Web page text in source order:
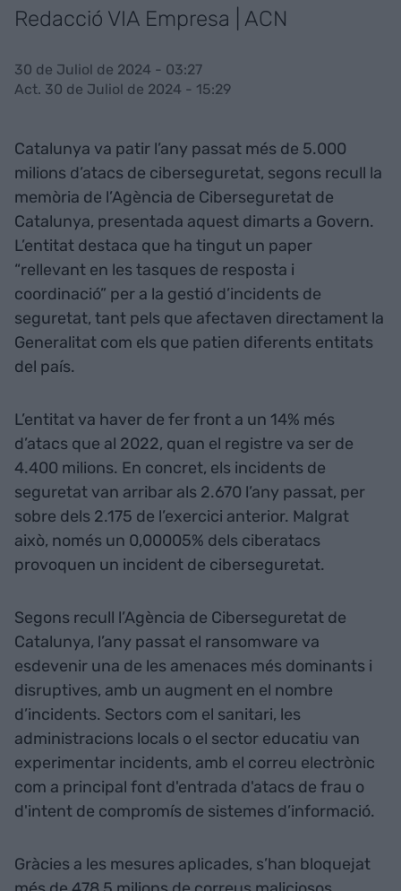
Redacció VIA Empresa | ACN
30 de Juliol de 2024 - 03:27
Act. 30 de Juliol de 2024 - 15:29
Catalunya va patir l’any passat més de 5.000
milions d’atacs de ciberseguretat, segons recull la
memòria de l’Agència de Ciberseguretat de
Catalunya, presentada aquest dimarts a Govern.
L’entitat destaca que ha tingut un paper
“rellevant en les tasques de resposta i
coordinació” per a la gestió d’incidents de
seguretat, tant pels que afectaven directament la
Generalitat com els que patien diferents entitats
del país.
L’entitat va haver de fer front a un 14% més
d’atacs que al 2022, quan el registre va ser de
4.400 milions. En concret, els incidents de
seguretat van arribar als 2.670 l’any passat, per
sobre dels 2.175 de l’exercici anterior. Malgrat
això, només un 0,00005% dels ciberatacs
provoquen un incident de ciberseguretat.
Segons recull l’Agència de Ciberseguretat de
Catalunya, l’any passat el ransomware va
esdevenir una de les amenaces més dominants i
disruptives, amb un augment en el nombre
d’incidents. Sectors com el sanitari, les
administracions locals o el sector educatiu van
experimentar incidents, amb el correu electrònic
com a principal font d'entrada d'atacs de frau o
d'intent de compromís de sistemes d’informació.
Gràcies a les mesures aplicades, s’han bloquejat